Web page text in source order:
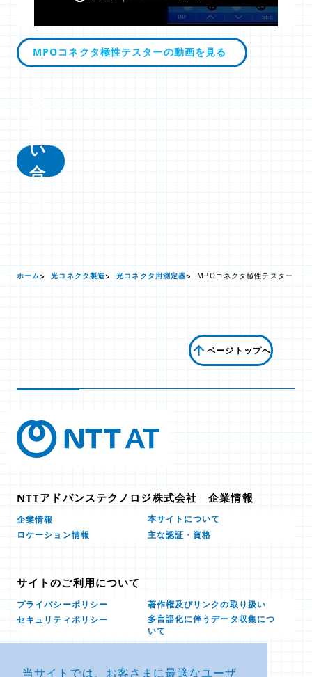
当サイトでは、お客さまに最適なユーザ
MPOコネクタ極性テスターの動画を見る
い
合
ホーム 光コネクタ製造 光コネクタ用測定器 MPOコネクタ極性テスター
ページトップへ
NTTアドバンステクノロジ株式会社 企業情報
企業情報
本サイトについて
ロケーション情報
主な認証・資格
サイトのご利用について
プライバシーポリシー
著作権及びリンクの取り扱い
セキュリティポリシー
多言語化に伴うデータ収集につ
いて